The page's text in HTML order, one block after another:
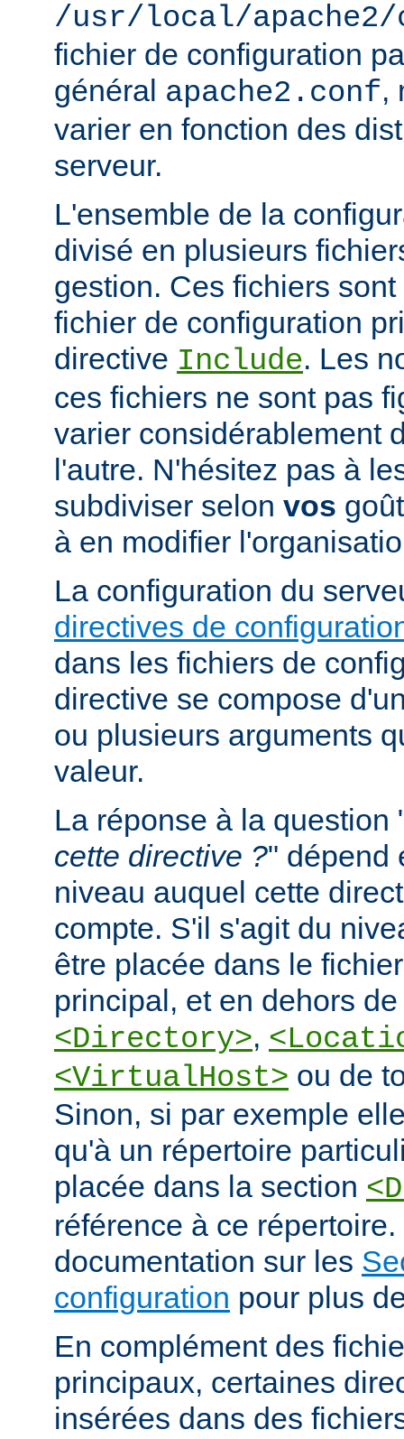
/usr/local/apache2/
fichier de configuration
général apache2.conf,
varier en fonction des
serveur.
L'ensemble de la
divisé en plusieurs
gestion. Ces fichiers
fichier de configuration
directive Include. Les
ces fichiers ne sont pas
varier considérablement
l'autre. N'hésitez pas à
subdiviser selon vos
à en modifier
La configuration du
directives de
dans les fichiers de
directive se compose
ou plusieurs arguments
valeur.
La réponse à la question
cette directive ?" dépend
niveau auquel cette
compte. S'il s'agit du
être placée dans le
principal, et en dehors
<Directory>,
<VirtualHost> ou de
Sinon, si par exemple
qu'à un répertoire
placée dans la section
référence à ce répertoire.
documentation sur les
configuration pour plus
En complément des
principaux, certaines
insérées dans des